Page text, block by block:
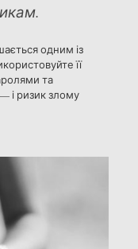
одним із
її
та
і ризик злому